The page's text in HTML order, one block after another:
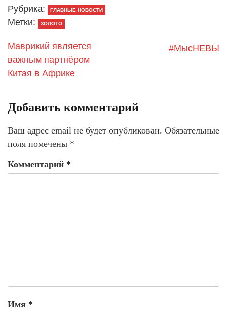
Рубрика: ГЛАВНЫЕ НОВОСТИ
Метки: ЗОЛОТО
Маврикий является
важным партнёром
Китая в Африке
#МысНЕВЫ
Добавить комментарий
Ваш адрес email не будет опубликован. Обязательные
поля помечены *
Комментарий *
Имя *